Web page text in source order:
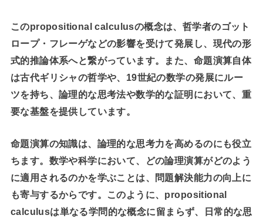
このpropositional calculusの概念は、哲学者のゴット
ロープ・フレーゲなどの影響を受けて発展し、現代の形
式的推論体系へと繋がっています。また、命題演算自体
は古代ギリシャの哲学や、19世紀の数学の発展にルー
ツを持ち、論理的な思考法や数学的な証明において、重
要な基盤を提供しています。
命題演算の知識は、論理的な思考力を高めるのにも役立
ちます。数学や科学において、どの論理演算がどのよう
に適用されるのかを学ぶことは、問題解決能力の向上に
も寄与するからです。このように、propositional
calculusは単なる学問的な概念に留まらず、日常的な思